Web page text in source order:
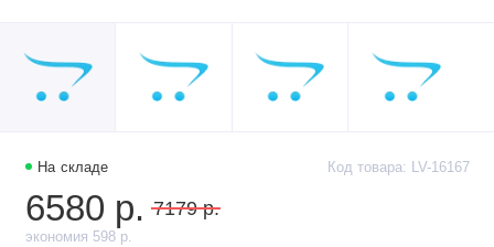
На складе Код товара: LV-16167
6580 р. 7179 р.
экономия 598 р.